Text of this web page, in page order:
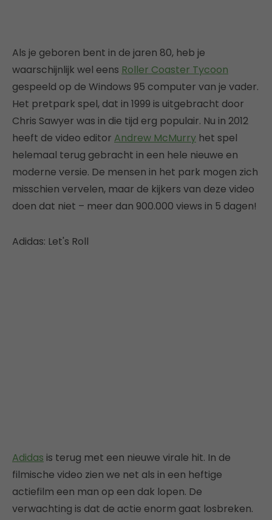
Als je geboren bent in de jaren 80, heb je
waarschijnlijk wel eens Roller Coaster Tycoon
gespeeld op de Windows 95 computer van je vader.
Het pretpark spel, dat in 1999 is uitgebracht door
Chris Sawyer was in die tijd erg populair. Nu in 2012
heeft de video editor Andrew McMurry het spel
helemaal terug gebracht in een hele nieuwe en
moderne versie. De mensen in het park mogen zich
misschien vervelen, maar de kijkers van deze video
doen dat niet – meer dan 900.000 views in 5 dagen!
Adidas: Let's Roll
Adidas is terug met een nieuwe virale hit. In de
filmische video zien we net als in een heftige
actiefilm een man op een dak lopen. De
verwachting is dat de actie enorm gaat losbreken.